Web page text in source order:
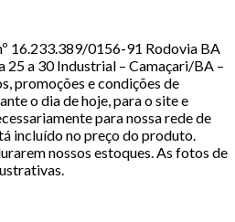
16.233.389/0156-91 Rodovia BA
25 a 30 Industrial – Camaçari/BA –
promoções e condições de
o dia de hoje, para o site e
para nossa rede de
incluído no preço do produto.
nossos estoques. As fotos de